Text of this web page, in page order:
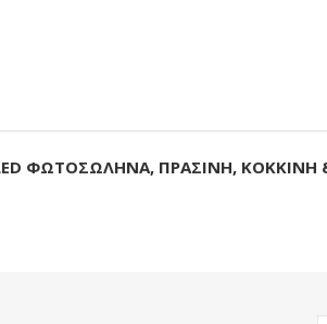
ΦΩΤΟΣΩΛΗΝΑ, ΠΡΑΣΙΝΗ,